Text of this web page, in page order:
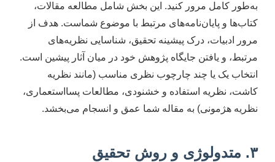
به‌طور کامل مرور کنید. این بخش شامل مطالعه مقالات،
کتاب‌ها و پایان‌نامه‌های مرتبط با موضوع شماست. هدف از
مرور ادبیات، درک پیشینه تحقیق، شناسایی نظریه‌های
مرتبط، و یافتن جایگاه پژوهش خود در میان آثار پیشین است.
انتخاب یک یا چند چارچوب نظری مناسب (مانند نظریه
کاشت، نظریه استفاده و خشنودی، مطالعات پسااستعماری،
نظریه هژمونی) به مقاله شما عمق و انسجام می‌بخشد.
۳. متدولوژی و روش تحقیق